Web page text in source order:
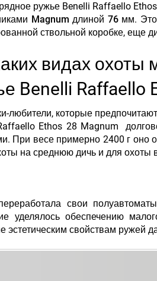
ружье Benelli Raffaello
Magnum длиной 76 мм.
ствольной коробке, еще
видах охоты
Benelli Raffaello
любители, которые
Ethos 28 Magnum
При весе примерно 2400 г оно
на среднюю дичь и для охоты
свои
уделялось обеспечению
эстетическим свойствам ружей